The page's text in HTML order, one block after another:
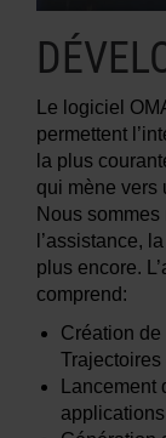
Le logiciel
permettent
la plus
qui mène vers
Nous
l’assistance,
plus encore.
comprend:
Création
Trajectoires